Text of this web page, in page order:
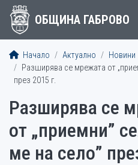
ОБЩИНА ГАБРОВО
Начало Актуално
Новини
Разширява се мрежата от
през 2015 г.
Разширява се
от „приемни”
ме на село”